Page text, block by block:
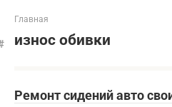
Главная
износ обивки
Ремонт сидений авто